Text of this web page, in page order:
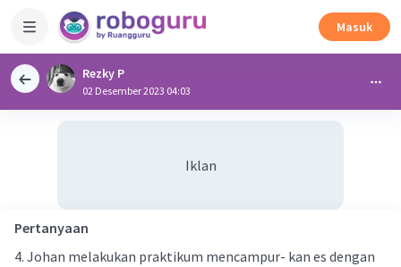
Masuk
Rezky P
02 Desember 2023 04:03
Iklan
Pertanyaan
4. Johan melakukan praktikum mencampur- kan es dengan